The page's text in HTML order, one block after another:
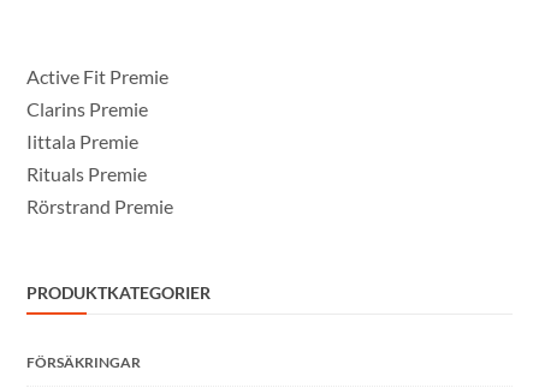
Active Fit Premie
Clarins Premie
Iittala Premie
Rituals Premie
Rörstrand Premie
PRODUKTKATEGORIER
FÖRSÄKRINGAR